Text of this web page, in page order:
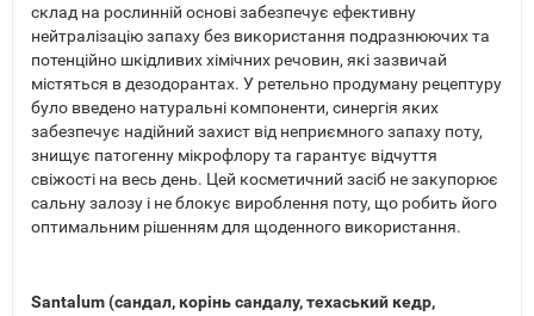
склад на рослинній основі забезпечує ефективну
нейтралізацію запаху без використання подразнюючих та
потенційно шкідливих хімічних речовин, які зазвичай
містяться в дезодорантах. У ретельно продуману рецептуру
було введено натуральні компоненти, синергія яких
забезпечує надійний захист від неприємного запаху поту,
знищує патогенну мікрофлору та гарантує відчуття
свіжості на весь день. Цей косметичний засіб не закупорює
сальну залозу і не блокує вироблення поту, що робить його
оптимальним рішенням для щоденного використання.
Santalum(сандал, корінь сандалу, техаський кедр,